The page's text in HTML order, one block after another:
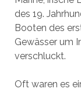
des 19.
Booten des
Gewässer um
verschluckt.
Oft waren es